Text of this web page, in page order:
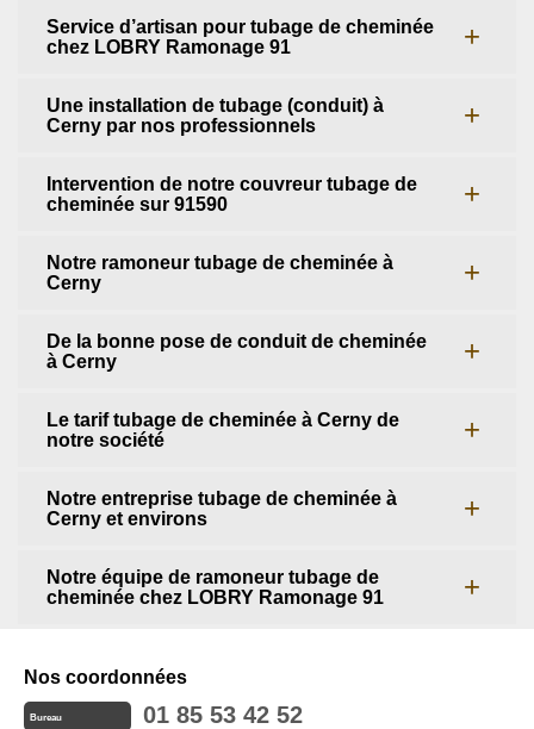
Service d’artisan pour tubage de cheminée
chez LOBRY Ramonage 91
Une installation de tubage (conduit) à
Cerny par nos professionnels
Intervention de notre couvreur tubage de
cheminée sur 91590
Notre ramoneur tubage de cheminée à
Cerny
De la bonne pose de conduit de cheminée
à Cerny
Le tarif tubage de cheminée à Cerny de
notre société
Notre entreprise tubage de cheminée à
Cerny et environs
Notre équipe de ramoneur tubage de
cheminée chez LOBRY Ramonage 91
Nos coordonnées
Bureau 01 85 53 42 52